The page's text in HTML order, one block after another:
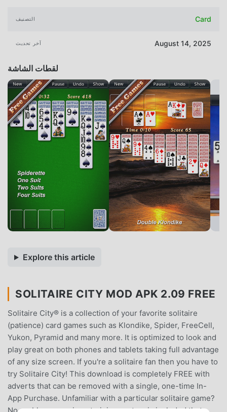
التصنيف Card
آخر تحديث August 14, 2025
لقطات الشاشة
Explore this article
SOLITAIRE CITY MOD APK 2.09 FREE
Solitaire City® is a collection of your favorite solitaire
(patience) card games such as Klondike, Spider, FreeCell,
Yukon, Pyramid and many more. It is optimized to look and
play great on both phones and tablets taking full advantage
of any size screen. If you're a solitaire fan then you have to
try Solitaire City! This download is completely FREE with
adverts that can be removed with a single, one-time In-
App Purchase. Unfamiliar with a particular solitaire game?